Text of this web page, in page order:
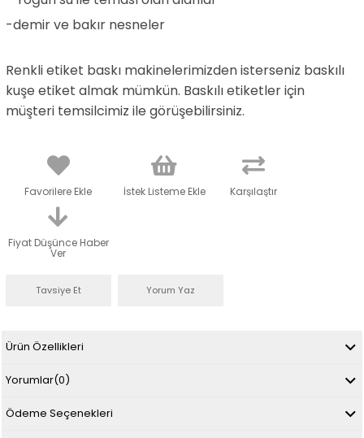
-demir ve bakır nesneler
Renkli etiket baskı makinelerimizden isterseniz baskılı
kuşe etiket almak mümkün. Baskılı etiketler için
müşteri temsilcimiz ile görüşebilirsiniz.
Favorilere Ekle İstek Listeme Ekle Karşılaştır
Fiyat Düşünce Haber
Ver
Tavsiye Et Yorum Yaz
Ürün Özellikleri
Yorumlar(0)
Ödeme Seçenekleri